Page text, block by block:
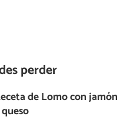
perder
de Lomo con jamón